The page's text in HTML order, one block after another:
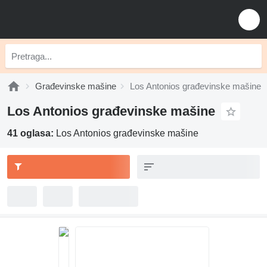
Građevinske mašine Los Antonios građevinske mašine
Los Antonios građevinske mašine
41 oglasa: Los Antonios građevinske mašine